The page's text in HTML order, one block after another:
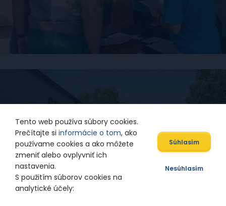
Tento web používa súbory cookies.
Prečítajte si informácie o tom, ako
používame cookies a ako môžete
zmeniť alebo ovplyvniť ich
nastavenia.
S použitím súborov cookies na
analytické účely:
Súhlasím
Nesúhlasím